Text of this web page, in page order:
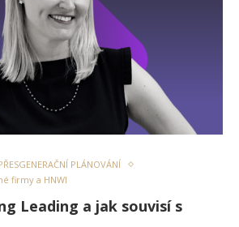
PLÁNOVÁNÍ
firmy a HNWI
Leading a jak souvisí s